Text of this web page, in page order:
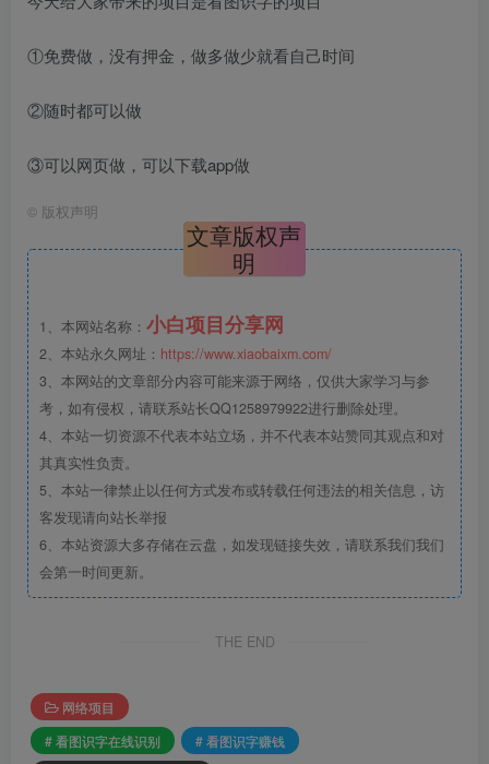
①免费做，没有押金，做多做少就看自己时间
②随时都可以做
③可以网页做，可以下载app做
© 版权声明
文章版权声
明
1、本网站名称： 小白项目分享网
2、本站永久网址： https://www.xiaobaixm.com/
3、本网站的文章部分内容可能来源于网络，仅供大家学习与参
考，如有侵权，请联系站长QQ1258979922进行删除处理。
4、本站一切资源不代表本站立场，并不代表本站赞同其观点和对
其真实性负责。
5、本站一律禁止以任何方式发布或转载任何违法的相关信息，访
客发现请向站长举报
6、本站资源大多存储在云盘，如发现链接失效，请联系我们我们
会第一时间更新。
THE END
网络项目
# 看图识字在线识别
# 看图识字赚钱